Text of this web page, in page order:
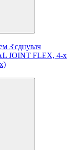
З'єднувач
JOINT FLEX, 4-х